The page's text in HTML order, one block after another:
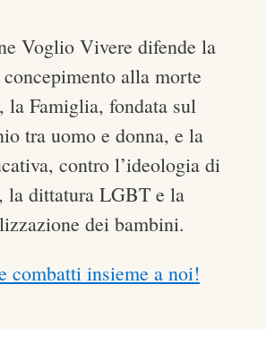
Voglio Vivere difende la
alla morte
la Famiglia, fondata sul
tra uomo e donna, e la
contro l’ideologia di
la dittatura LGBT e la
dei bambini.
combatti insieme a noi!